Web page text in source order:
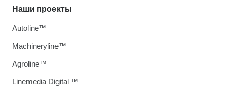
Наши проекты
Autoline™
Machineryline™
Agroline™
Linemedia Digital ™